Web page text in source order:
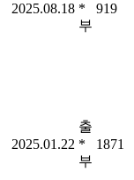
2025.08.18 *
부
919
2025.01.22
출
*
부
1871